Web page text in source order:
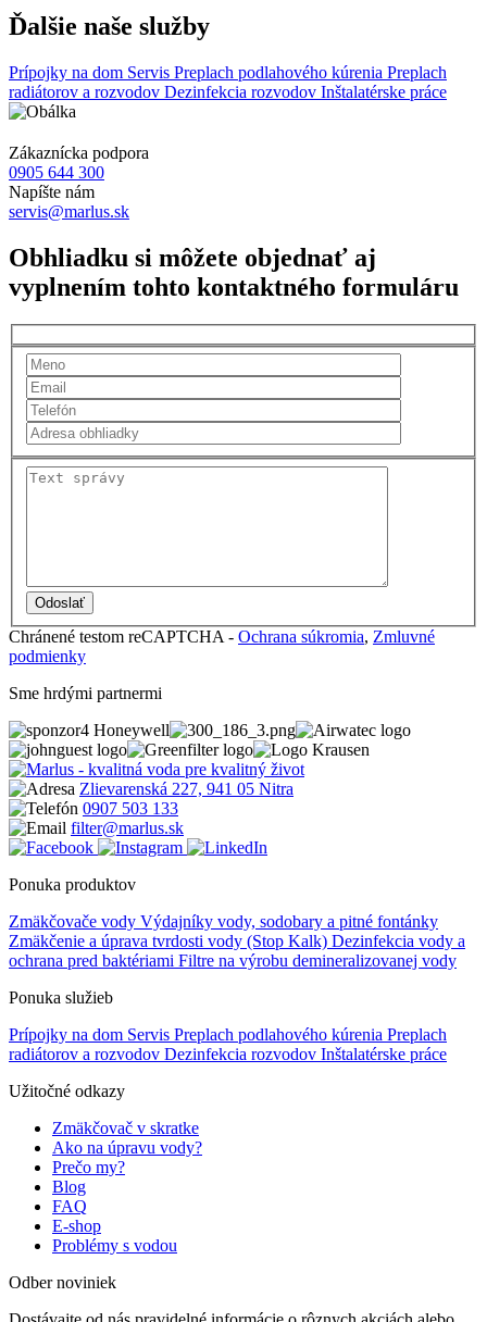
Ďalšie naše služby
Prípojky na dom Servis Preplach podlahového kúrenia Preplach
radiátorov a rozvodov Dezinfekcia rozvodov Inštalatérske práce
Zákaznícka podpora
0905 644 300
Napíšte nám
servis@marlus.sk
Obhliadku si môžete objednať aj
vyplnením tohto kontaktného formuláru
Chránené testom reCAPTCHA - Ochrana súkromia, Zmluvné
podmienky
Sme hrdými partnermi
Zlievarenská 227, 941 05 Nitra
0907 503 133
filter@marlus.sk
Ponuka produktov
Zmäkčovače vody Výdajníky vody, sodobary a pitné fontánky
Zmäkčenie a úprava tvrdosti vody (Stop Kalk) Dezinfekcia vody a
ochrana pred baktériami Filtre na výrobu demineralizovanej vody
Ponuka služieb
Prípojky na dom Servis Preplach podlahového kúrenia Preplach
radiátorov a rozvodov Dezinfekcia rozvodov Inštalatérske práce
Užitočné odkazy
Zmäkčovač v skratke
Ako na úpravu vody?
Prečo my?
Blog
FAQ
E-shop
Problémy s vodou
Odber noviniek